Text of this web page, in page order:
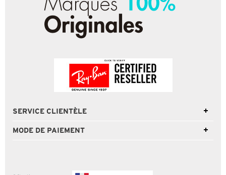
SERVICE CLIENTÈLE
MODE DE PAIEMENT